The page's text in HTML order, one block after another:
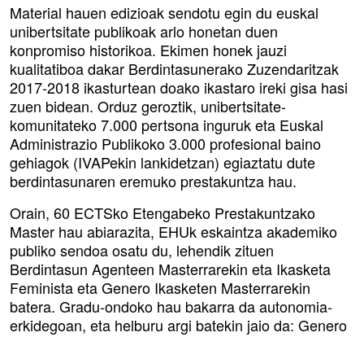
Material hauen edizioak sendotu egin du euskal
unibertsitate publikoak arlo honetan duen
konpromiso historikoa. Ekimen honek jauzi
kualitatiboa dakar Berdintasunerako Zuzendaritzak
2017-2018 ikasturtean doako ikastaro ireki gisa hasi
zuen bidean. Orduz geroztik, unibertsitate-
komunitateko 7.000 pertsona inguruk eta Euskal
Administrazio Publikoko 3.000 profesional baino
gehiagok (IVAPekin lankidetzan) egiaztatu dute
berdintasunaren eremuko prestakuntza hau.
Orain, 60 ECTSko Etengabeko Prestakuntzako
Master hau abiarazita, EHUk eskaintza akademiko
publiko sendoa osatu du, lehendik zituen
Berdintasun Agenteen Masterrarekin eta Ikasketa
Feminista eta Genero Ikasketen Masterrarekin
batera. Gradu-ondoko hau bakarra da autonomia-
erkidegoan, eta helburu argi batekin jaio da: Genero